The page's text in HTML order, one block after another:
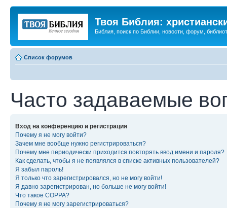
Твоя Библия:
Библия, поиск по Библии, новости, форум,
Список форумов
Часто задаваемые
Вход на конференцию и регистрация
Почему я не могу войти?
Зачем мне вообще нужно регистрироваться?
Почему мне периодически приходится повторять ввод имени и пароля?
Как сделать, чтобы я не появлялся в списке активных пользователей?
Я забыл пароль!
Я только что зарегистрировался, но не могу войти!
Я давно зарегистрирован, но больше не могу войти!
Что такое COPPA?
Почему я не могу зарегистрироваться?